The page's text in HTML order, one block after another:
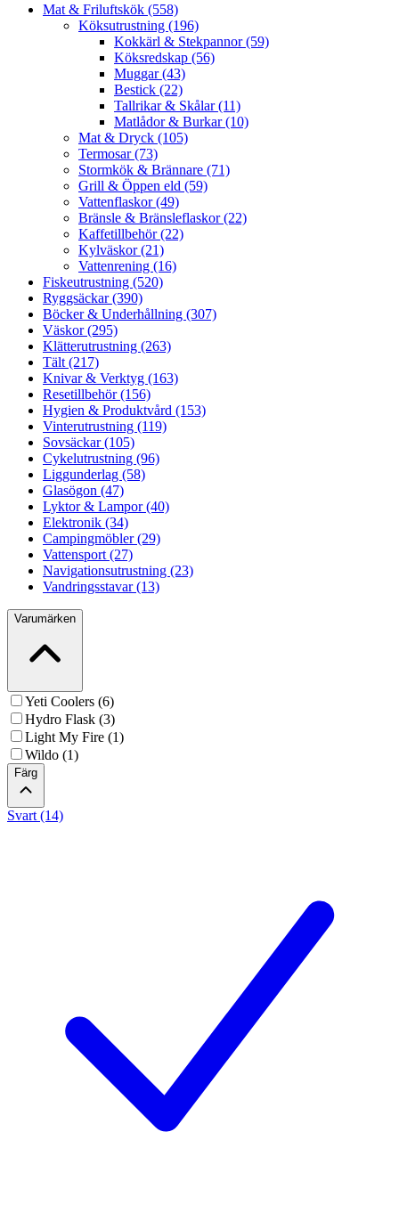
Mat & Friluftskök (558)
Köksutrustning (196)
Kokkärl & Stekpannor (59)
Köksredskap (56)
Muggar (43)
Bestick (22)
Tallrikar & Skålar (11)
Matlådor & Burkar (10)
Mat & Dryck (105)
Termosar (73)
Stormkök & Brännare (71)
Grill & Öppen eld (59)
Vattenflaskor (49)
Bränsle & Bränsleflaskor (22)
Kaffetillbehör (22)
Kylväskor (21)
Vattenrening (16)
Fiskeutrustning (520)
Ryggsäckar (390)
Böcker & Underhållning (307)
Väskor (295)
Klätterutrustning (263)
Tält (217)
Knivar & Verktyg (163)
Resetillbehör (156)
Hygien & Produktvård (153)
Vinterutrustning (119)
Sovsäckar (105)
Cykelutrustning (96)
Liggunderlag (58)
Glasögon (47)
Lyktor & Lampor (40)
Elektronik (34)
Campingmöbler (29)
Vattensport (27)
Navigationsutrustning (23)
Vandringsstavar (13)
Varumärken
Yeti Coolers (6)
Hydro Flask (3)
Light My Fire (1)
Wildo (1)
Färg
Svart (14)